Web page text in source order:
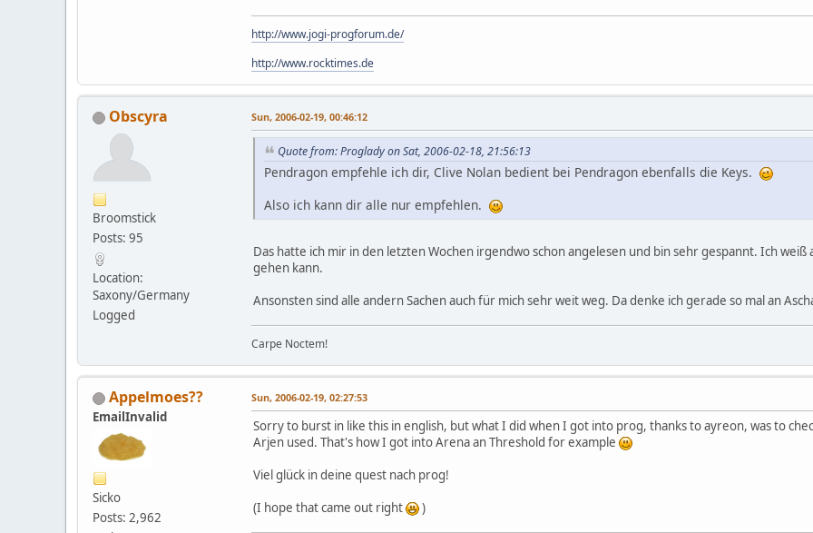
http://www.jogi-progforum.de/
http://www.rocktimes.de
Obscyra
Broomstick
Posts: 95
Location:
Saxony/Germany
Logged
Sun, 2006-02-19, 00:46:12
Quote from: Proglady on Sat, 2006-02-18, 21:56:13
Pendragon empfehle ich dir, Clive Nolan bedient bei Pendragon ebenfalls die Keys.
Also ich kann dir alle nur empfehlen.
Das hatte ich mir in den letzten Wochen irgendwo schon angelesen und bin sehr gespannt. Ich
gehen kann.
Ansonsten sind alle andern Sachen auch für mich sehr weit weg. Da denke ich gerade so mal an
Carpe Noctem!
Appelmoes??
EmailInvalid
Sicko
Posts: 2,962
Sun, 2006-02-19, 02:27:53
Sorry to burst in like this in english, but what I did when I got into prog, thanks to ayreon, was to
Arjen used. That's how I got into Arena an Threshold for example
Viel glück in deine quest nach prog!
(I hope that came out right
)